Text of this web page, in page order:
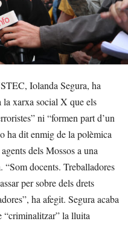
Iolanda Segura, ha
la xarxa social X que els
ni “formen part d’un
ha dit enmig de la polèmica
dels Mossos a una
“Som docents. Treballadores
per sobre dels drets
ha afegit. Segura acaba
“criminalitzar” la lluita